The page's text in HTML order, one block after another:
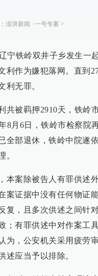
澎湃新闻 ∙ 一号专案 >
宁铁岭双井子乡发生一
利作为嫌犯落网。直到
利无罪。
共被羁押2910天，铁岭
8月6日，铁岭市检察院
全部退休，铁岭中院遂
。
本案除被告人有罪供述
案证据中没有任何物证
复，且多次供述之间针
；有罪供述中对作案工
为，公安机关采用疲劳
述应当予以排除。